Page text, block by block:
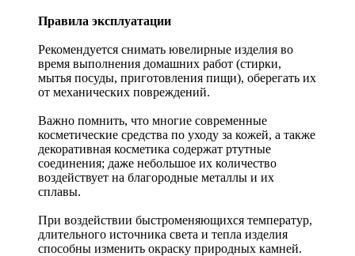
Правила эксплуатации
Рекомендуется снимать ювелирные изделия во
время выполнения домашних работ (стирки,
мытья посуды, приготовления пищи), оберегать их
от механических повреждений.
Важно помнить, что многие современные
косметические средства по уходу за кожей, а также
декоративная косметика содержат ртутные
соединения; даже небольшое их количество
воздействует на благородные металлы и их
сплавы.
При воздействии быстроменяющихся температур,
длительного источника света и тепла изделия
способны изменить окраску природных камней.